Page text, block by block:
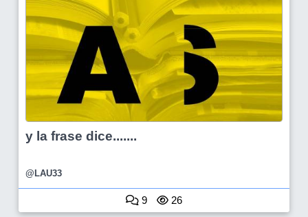
y la frase dice.......
@LAU33
9 26